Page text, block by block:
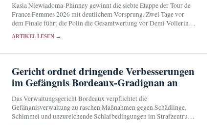
Kasia Niewiadoma-Phinney gewinnt die siebte Etappe der Tour de
France Femmes 2026 mit deutlichem Vorsprung. Zwei Tage vor
dem Finale führt die Polin die Gesamtwertung vor Demi Vollering
ARTIKEL LESEN →
Gericht ordnet dringende Verbesserungen
im Gefängnis Bordeaux-Gradignan an
Das Verwaltungsgericht Bordeaux verpflichtet die
Gefängnisverwaltung zu raschen Maßnahmen gegen Schädlinge,
Schimmel und unzureichende Schlafbedingungen im Strafzentrum